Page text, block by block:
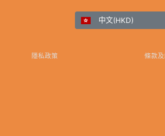
隱私政策 條款及
中文(HKD)